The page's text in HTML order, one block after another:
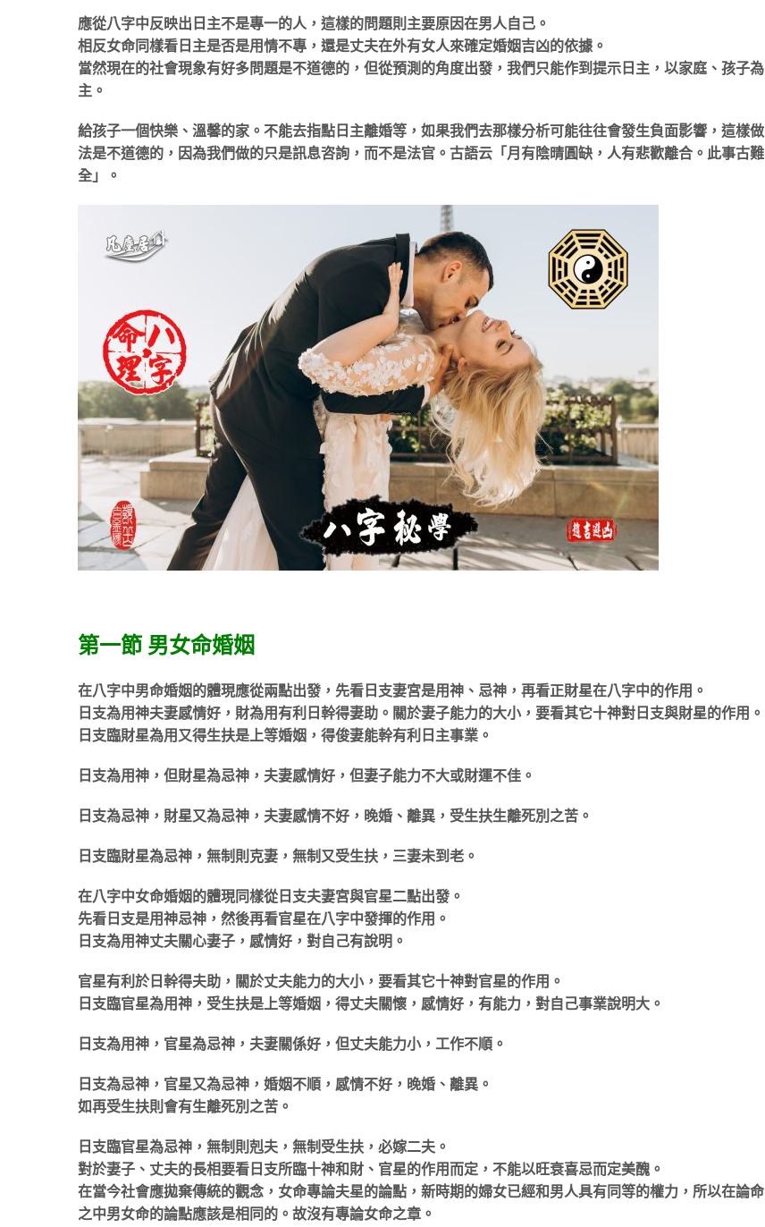
應從八字中反映出日主不是專一的人，這樣的問題則主要原因在男人自己。
相反女命同樣看日主是否是用情不專，還是丈夫在外有女人來確定婚姻吉凶的依據。
當然現在的社會現象有好多問題是不道德的，但從預測的角度出發，我們只能作到提示日主，以家庭、孩子為
主。
給孩子一個快樂、溫馨的家。不能去指點日主離婚等，如果我們去那樣分析可能往往會發生負面影響，這樣做
法是不道德的，因為我們做的只是訊息咨詢，而不是法官。古語云「月有陰晴圓缺，人有悲歡離合。此事古難
全」。
第一節 男女命婚姻
在八字中男命婚姻的體現應從兩點出發，先看日支妻宮是用神、忌神，再看正財星在八字中的作用。
日支為用神夫妻感情好，財為用有利日幹得妻助。關於妻子能力的大小，要看其它十神對日支與財星的作用。
日支臨財星為用又得生扶是上等婚姻，得俊妻能幹有利日主事業。
日支為用神，但財星為忌神，夫妻感情好，但妻子能力不大或財運不佳。
日支為忌神，財星又為忌神，夫妻感情不好，晚婚、離異，受生扶生離死別之苦。
日支臨財星為忌神，無制則克妻，無制又受生扶，三妻未到老。
在八字中女命婚姻的體現同樣從日支夫妻宮與官星二點出發。
先看日支是用神忌神，然後再看官星在八字中發揮的作用。
日支為用神丈夫關心妻子，感情好，對自己有說明。
官星有利於日幹得夫助，關於丈夫能力的大小，要看其它十神對官星的作用。
日支臨官星為用神，受生扶是上等婚姻，得丈夫關懷，感情好，有能力，對自己事業說明大。
日支為用神，官星為忌神，夫妻關係好，但丈夫能力小，工作不順。
日支為忌神，官星又為忌神，婚姻不順，感情不好，晚婚、離異。
如再受生扶則會有生離死別之苦。
日支臨官星為忌神，無制則剋夫，無制受生扶，必嫁二夫。
對於妻子、丈夫的長相要看日支所臨十神和財、官星的作用而定，不能以旺衰喜忌而定美醜。
在當今社會應拋棄傳統的觀念，女命專論夫星的論點，新時期的婦女已經和男人具有同等的權力，所以在論命
之中男女命的論點應該是相同的。故沒有專論女命之章。